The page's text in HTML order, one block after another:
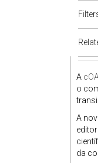
A
o
A
da